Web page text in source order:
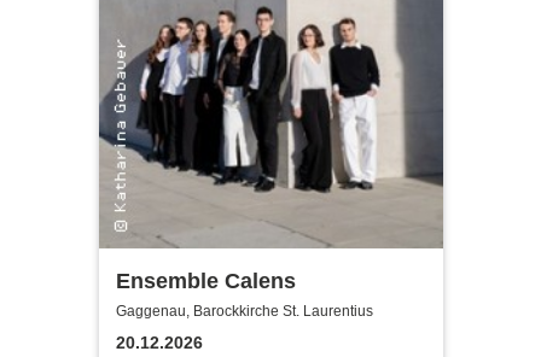
Ensemble Calens
Gaggenau, Barockkirche St. Laurentius
20.12.2026